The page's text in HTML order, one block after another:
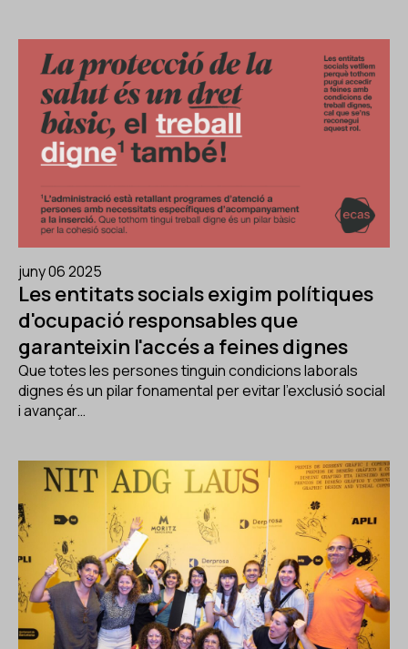
juny 06 2025
Les entitats socials exigim polítiques
d'ocupació responsables que
garanteixin l'accés a feines dignes
Que totes les persones tinguin condicions laborals
dignes és un pilar fonamental per evitar l'exclusió social
i avançar…